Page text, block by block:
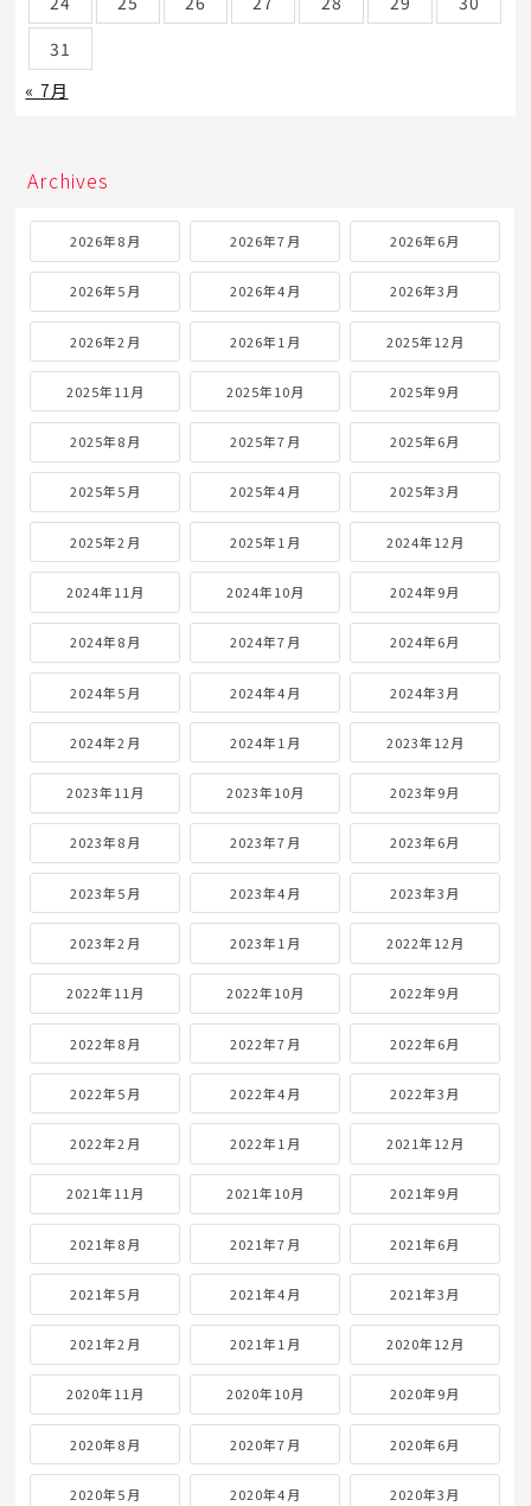
31
« 7月
Archives
2026年8月 2026年7月 2026年6月
2026年5月 2026年4月 2026年3月
2026年2月 2026年1月 2025年12月
2025年11月 2025年10月 2025年9月
2025年8月 2025年7月 2025年6月
2025年5月 2025年4月 2025年3月
2025年2月 2025年1月 2024年12月
2024年11月 2024年10月 2024年9月
2024年8月 2024年7月 2024年6月
2024年5月 2024年4月 2024年3月
2024年2月 2024年1月 2023年12月
2023年11月 2023年10月 2023年9月
2023年8月 2023年7月 2023年6月
2023年5月 2023年4月 2023年3月
2023年2月 2023年1月 2022年12月
2022年11月 2022年10月 2022年9月
2022年8月 2022年7月 2022年6月
2022年5月 2022年4月 2022年3月
2022年2月 2022年1月 2021年12月
2021年11月 2021年10月 2021年9月
2021年8月 2021年7月 2021年6月
2021年5月 2021年4月 2021年3月
2021年2月 2021年1月 2020年12月
2020年11月 2020年10月 2020年9月
2020年8月 2020年7月 2020年6月
2020年5月 2020年4月 2020年3月